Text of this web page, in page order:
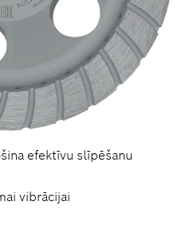
efektīvu slīpēšanu
vibrācijai